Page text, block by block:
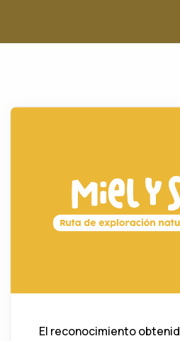
El reconocimiento